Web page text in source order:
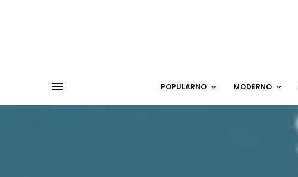
POPULARNO MODERNO